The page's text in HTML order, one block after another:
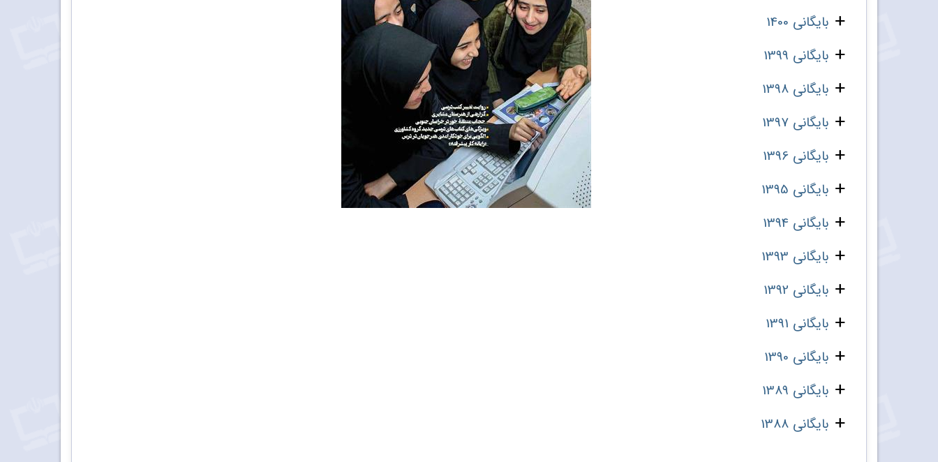
بایگانی 1400
بایگانی 1399
بایگانی 1398
بایگانی 1397
بایگانی 1396
بایگانی 1395
بایگانی 1394
بایگانی 1393
بایگانی 1392
بایگانی 1391
بایگانی 1390
بایگانی 1389
بایگانی 1388